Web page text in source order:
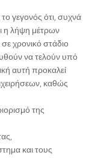
γεγονός ότι, συχνά
η λήψη μέτρων
χρονικό στάδιο
να τελούν υπό
αυτή προκαλεί
καθώς
της
και τους